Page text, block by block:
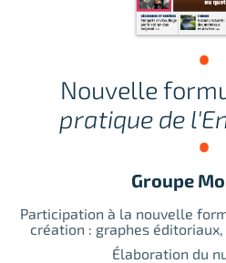
Nouvelle
pratique de
Groupe
Participation à la nouvelle
création : graphes
Élaboration du